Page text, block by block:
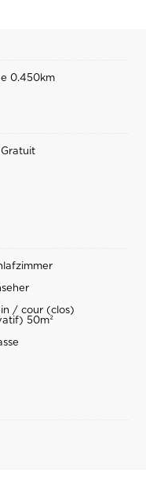
0.450km
/ cour (clos)
50m²